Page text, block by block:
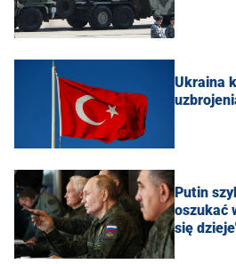
Ukraina
Putin
oszukać
się